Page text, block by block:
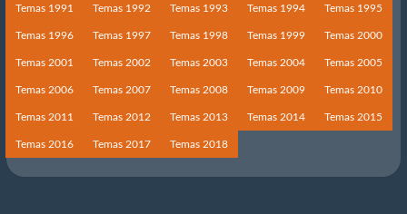
Temas 1991 Temas 1992 Temas 1993 Temas 1994 Temas 1995
Temas 1996 Temas 1997 Temas 1998 Temas 1999 Temas 2000
Temas 2001 Temas 2002 Temas 2003 Temas 2004 Temas 2005
Temas 2006 Temas 2007 Temas 2008 Temas 2009 Temas 2010
Temas 2011 Temas 2012 Temas 2013 Temas 2014 Temas 2015
Temas 2016 Temas 2017 Temas 2018